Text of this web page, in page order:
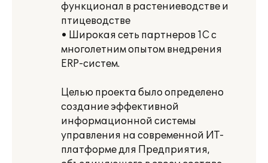
функционал в растениеводстве и
птицеводстве
• Широкая сеть партнеров 1С с
многолетним опытом внедрения
ERP-систем.
Целью проекта было определено
создание эффективной
информационной системы
управления на современной ИТ-
платформе для Предприятия,